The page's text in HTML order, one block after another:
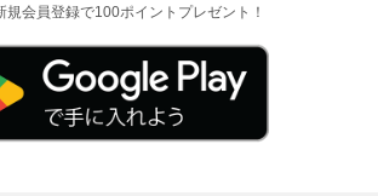
規会員登録で100ポイントプレゼント！